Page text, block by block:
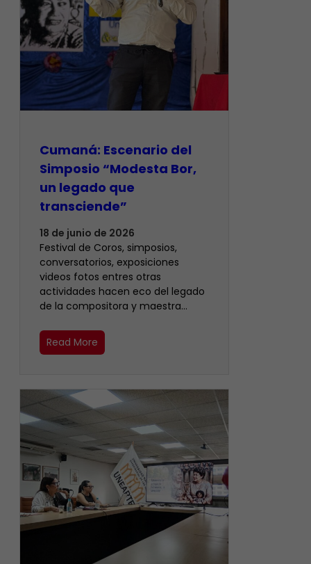
Cumaná: Escenario del
Simposio “Modesta Bor,
un legado que
transciende”
18 de junio de 2026
Festival de Coros, simposios,
conversatorios, exposiciones
videos fotos entres otras
actividades hacen eco del legado
de la compositora y maestra…
Read More